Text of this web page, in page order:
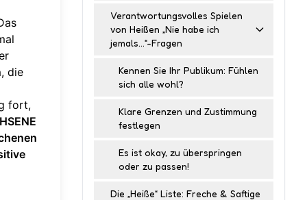
, die
fort,
Verantwortungsvolles Spielen
von Heißen „Nie habe ich
jemals…“-Fragen
Kennen Sie Ihr Publikum: Fühlen
sich alle wohl?
Klare Grenzen und Zustimmung
festlegen
Es ist okay, zu überspringen
oder zu passen!
Die „Heiße“ Liste: Freche & Saftige